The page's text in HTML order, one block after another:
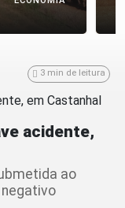
3 min de leitura
acidente,
ao